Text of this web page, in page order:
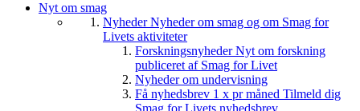
Nyt om smag
NyhederNyheder om smag og om Smag for
Livets aktiviteter
ForskningsnyhederNyt om forskning
publiceret af Smag for Livet
Nyheder om undervisning
Få nyhedsbrev 1 x pr måned Tilmeld dig
Smag for Livets nyhedsbrev